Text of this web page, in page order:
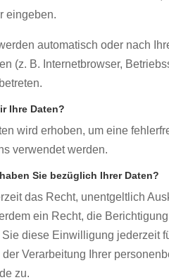
eingeben.
automatisch oder nach
(z. B. Internetbrowser,
Ihre Daten?
wird erhoben, um eine
verwendet werden.
Sie bezüglich Ihrer Daten?
das Recht, unentgeltlich
ein Recht, die
diese Einwilligung jederzeit
Verarbeitung Ihrer
zu.